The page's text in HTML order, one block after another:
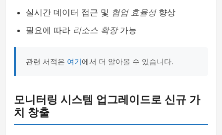
실시간 데이터 접근 및 협업 효율성향상
필요에 따라 리소스 확장가능
관련 서적은 여기에서 더 알아볼 수 있습니다.
모니터링 시스템 업그레이드로 신규 가
치 창출